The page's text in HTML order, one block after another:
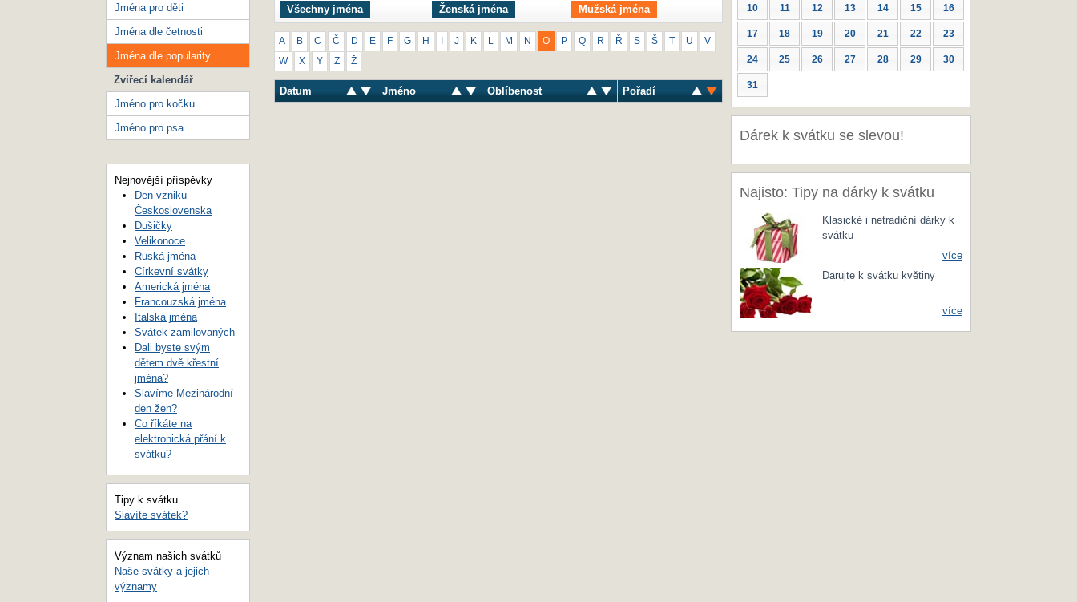
Všechny jména Ženská jména Mužská jména
A B C Č D E F G H J K M N O P Q R Ř S Š T U V
W X Y Z Ž
Datum Jméno Oblíbenost Pořadí
10 11 12 13 14 15 16
17 18 19 20 21 22 23
24 25 26 27 28 29 30
31
Dárek k svátku se slevou!
Najisto: Tipy na dárky k svátku
Klasické i netradiční dárky k
svátku
více
Darujte k svátku květiny
více
Jména pro děti
Jména dle četnosti
Jména dle popularity
Zvířecí kalendář
Jméno pro kočku
Jméno pro psa
Nejnovější příspěvky
Den vzniku
Československa
Dušičky
Velikonoce
Ruská jména
Církevní svátky
Americká jména
Francouzská jména
Italská jména
Svátek zamilovaných
Dali byste svým
dětem dvě křestní
jména?
Slavíme Mezinárodní
den žen?
Co říkáte na
elektronická přání k
svátku?
Tipy k svátku
Slavíte svátek?
Význam našich svátků
Naše svátky a jejich
významy